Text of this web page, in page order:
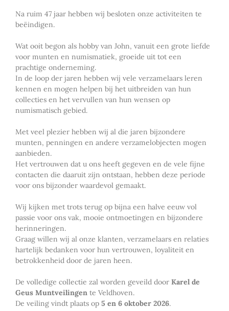
Na ruim 47 jaar hebben wij besloten onze activiteiten te
beëindigen.
Wat ooit begon als hobby van John, vanuit een grote liefde
voor munten en numismatiek, groeide uit tot een
prachtige onderneming.
In de loop der jaren hebben wij vele verzamelaars leren
kennen en mogen helpen bij het uitbreiden van hun
collecties en het vervullen van hun wensen op
numismatisch gebied.
Met veel plezier hebben wij al die jaren bijzondere
munten, penningen en andere verzamelobjecten mogen
aanbieden.
Het vertrouwen dat u ons heeft gegeven en de vele fijne
contacten die daaruit zijn ontstaan, hebben deze periode
voor ons bijzonder waardevol gemaakt.
Wij kijken met trots terug op bijna een halve eeuw vol
passie voor ons vak, mooie ontmoetingen en bijzondere
herinneringen.
Graag willen wij al onze klanten, verzamelaars en relaties
hartelijk bedanken voor hun vertrouwen, loyaliteit en
betrokkenheid door de jaren heen.
De volledige collectie zal worden geveild door Karel de
Geus Muntveilingen te Veldhoven.
De veiling vindt plaats op 5 en 6 oktober 2026.